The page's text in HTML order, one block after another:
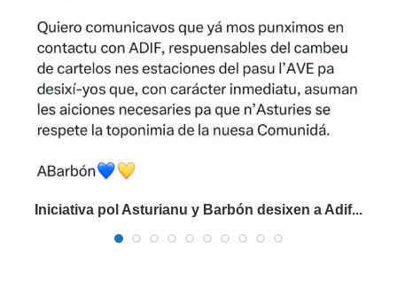
Iniciativa pol Asturianu y Barbón desixen a Adif...